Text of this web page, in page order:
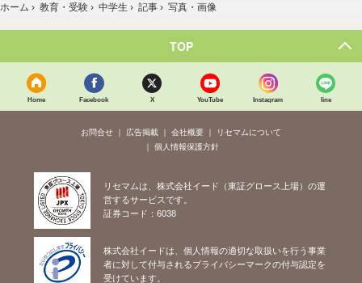
ホーム › 教育・受験 › 中学生 › 記事 › 写真・画像
TOP
Home Facebook X YouTube Instagram line
お問合せ 広告掲載 会社概要
リセマムについて
個人情報保護方針
リセマムは、株式会社イード（東証グロース上場）の運
営するサービスです。
証券コード：6038
株式会社イードは、個人情報の適切な取扱いを行う事業
者に対して付与されるプライバシーマークの付与認定を
受けています。